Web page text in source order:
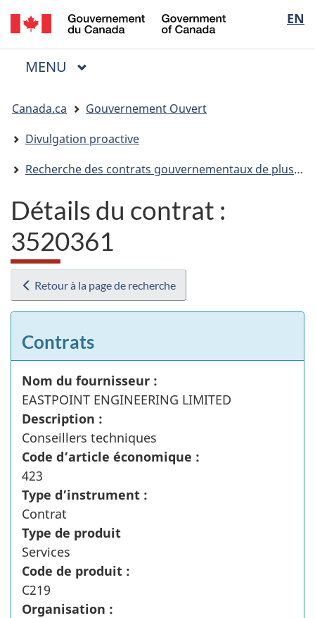
Passer
au
contenu
Passer
à
« Au
Passer
à
la
EN
of
Menu
MENU PRINCIPAL
êtes
ici
Canada.ca
Gouvernement Ouvert
Divulgation proactive
Recherche des contrats gouvernementaux de plus de 10 000 $
Détails du contrat :
3520361
Retour à la page de recherche
Contrats
Nom du fournisseur :
EASTPOINT ENGINEERING LIMITED
Description :
Conseillers techniques
Code d’article économique :
423
Type d’instrument :
Contrat
Type de produit
Services
Code de produit :
C219
Organisation :